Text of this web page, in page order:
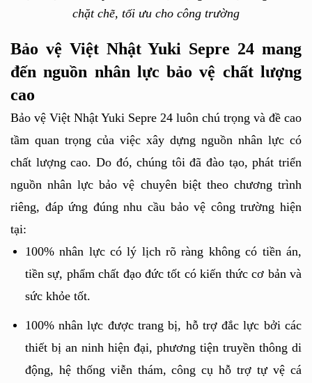
chặt chẽ, tối ưu cho công trường
Bảo vệ Việt Nhật Yuki Sepre 24 mang
đến nguồn nhân lực bảo vệ chất lượng
cao
Bảo vệ Việt Nhật Yuki Sepre 24 luôn chú trọng và đề cao
tầm quan trọng của việc xây dựng nguồn nhân lực có
chất lượng cao. Do đó, chúng tôi đã đào tạo, phát triển
nguồn nhân lực bảo vệ chuyên biệt theo chương trình
riêng, đáp ứng đúng nhu cầu bảo vệ công trường hiện
tại:
100% nhân lực có lý lịch rõ ràng không có tiền án,
tiền sự, phẩm chất đạo đức tốt có kiến thức cơ bản và
sức khỏe tốt.
100% nhân lực được trang bị, hỗ trợ đắc lực bởi các
thiết bị an ninh hiện đại, phương tiện truyền thông di
động, hệ thống viễn thám, công cụ hỗ trợ tự vệ cá